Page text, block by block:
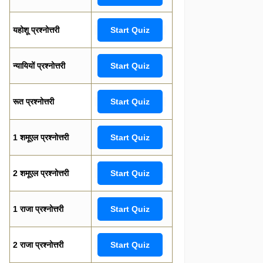
यहोशू प्रश्नोत्तरी Start Quiz
न्यायियों प्रश्नोत्तरी Start Quiz
रूत प्रश्नोत्तरी Start Quiz
1 शमूएल प्रश्नोत्तरी Start Quiz
2 शमूएल प्रश्नोत्तरी Start Quiz
1 राजा प्रश्नोत्तरी Start Quiz
2 राजा प्रश्नोत्तरी Start Quiz